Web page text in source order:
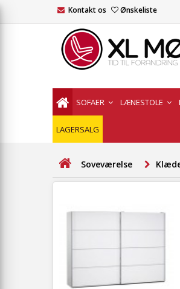
Kontakt os Ønskeliste
SOFAER LÆNESTOLE
LAGERSALG
Soveværelse